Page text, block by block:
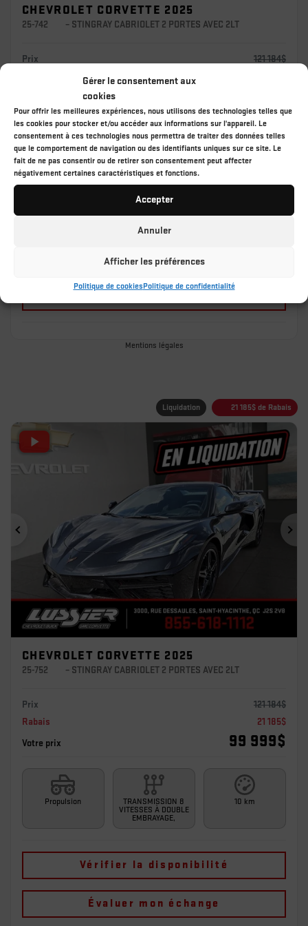
Gérer le consentement aux
cookies
Pour offrir les meilleures expériences, nous utilisons des technologies telles que
les cookies pour stocker et/ou accéder aux informations sur l'appareil. Le
consentement à ces technologies nous permettra de traiter des données telles
que le comportement de navigation ou des identifiants uniques sur ce site. Le
fait de ne pas consentir ou de retirer son consentement peut affecter
négativement certaines caractéristiques et fonctions.
Accepter
Annuler
Afficher les préférences
Politique de cookiesPolitique de confidentialité
CHEVROLET CORVETTE 2025
25-742 – STINGRAY CABRIOLET 2 PORTES AVEC 2LT
Prix 121 184$
Propulsion
TRANSMISSION 8
VITESSES À DOUBLE
EMBRAYAGE,
10 km
Vérifier la disponibilité
Évaluer mon échange
Mentions légales
Liquidation 21 185$ de Rabais
Précédent
CHEVROLET CORVETTE 2025
25-752 – STINGRAY CABRIOLET 2 PORTES AVEC 2LT
Prix 121 184$
Rabais
21 185$
Votre prix
99 999$
Propulsion
TRANSMISSION 8
VITESSES À DOUBLE
EMBRAYAGE,
10 km
Vérifier la disponibilité
Évaluer mon échange